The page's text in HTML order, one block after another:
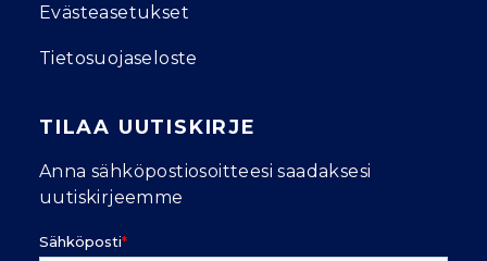
Evästeasetukset
Tietosuojaseloste
TILAA UUTISKIRJE
Anna sähköpostiosoitteesi saadaksesi
uutiskirjeemme